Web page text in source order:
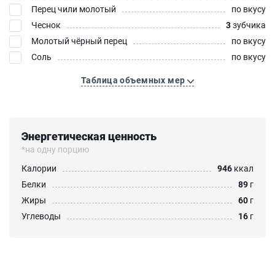
Перец чили молотый
по вкусу
Чеснок
3зубчика
Молотый чёрный перец
по вкусу
Соль
по вкусу
Таблица объемных мер
Энергетическая ценность
*на одну порцию
Калории
946 ккал
Белки
89 г
Жиры
60 г
Углеводы
16 г